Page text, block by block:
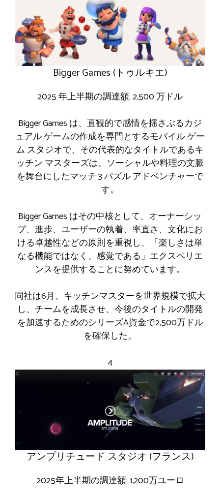
Bigger Games (トゥルキエ)
2025 年上半期の調達額: 2,500 万ドル
Bigger Games は、直観的で感情を揺さぶるカジ
ュアル ゲームの作成を専門とするモバイル ゲー
ム スタジオで、その代表的なタイトルであるキ
ッチン マスターズは、ソーシャルや料理の文脈
を舞台にしたマッチ 3 パズル アドベンチャーで
す。
Bigger Games はその中核として、オーナーシッ
プ、進歩、ユーザーの執着、率直さ、文化にお
ける卓越性などの原則を重視し、「楽しさは単
なる機能ではなく、感覚である」エクスペリエ
ンスを提供することに努めています。
同社は6月、キッチンマスターを世界規模で拡大
し、チームを成長させ、今後のタイトルの開発
を加速するためのシリーズA資金で2,500万ドル
を確保した。
4
アンプリチュード スタジオ (フランス)
2025年上半期の調達額: 1,200万ユーロ